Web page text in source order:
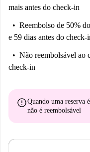
mais antes do check-in
Reembolso de 50%
e 59 dias antes do check-
Não reembolsável ao
check-in
errorQuando uma reserva
não é reembolsável